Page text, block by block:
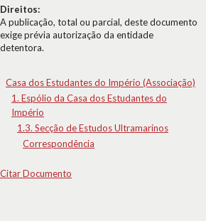
Direitos:
A publicação, total ou parcial, deste documento
exige prévia autorização da entidade
detentora.
Casa dos Estudantes do Império (Associação)
1. Espólio da Casa dos Estudantes do
Império
1.3. Secção de Estudos Ultramarinos
Correspondência
Citar Documento